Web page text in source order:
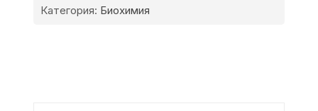
XCell
Категория: Биохимия